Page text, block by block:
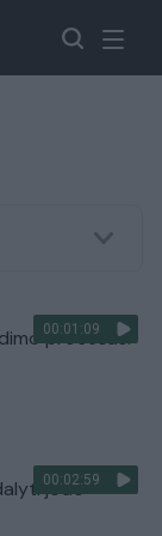
00:01:09
procesas:
00:02:59
jodo